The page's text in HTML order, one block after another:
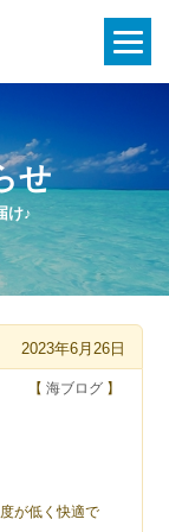
け♪
せ
2023年6月26日
【 海ブログ】
が低く快適で